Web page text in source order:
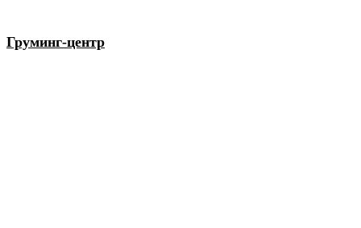
Груминг-центр